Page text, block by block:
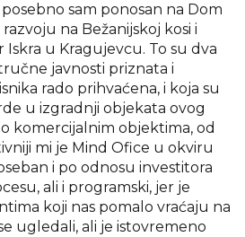
sam ponosan na Dom
na Bežanijskoj kosi i
Iskra u Kragujevcu. To su dva
javnosti priznata i
rado prihvaćena, i koja su
u izgradnji objekata ovog
komercijalnim objektima, od
mi je Mind Ofice u okviru
i po odnosu investitora
ali i programski, jer je
koji nas pomalo vraćaju na
ugledali, ali je istovremeno